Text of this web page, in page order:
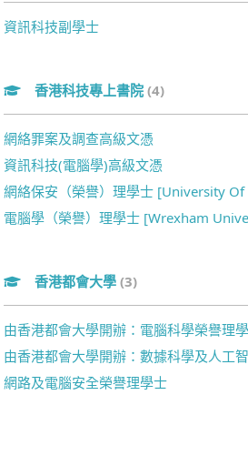
資訊科技副學士
香港科技專上書院 (4)
網絡罪案及調查高級文憑
資訊科技(電腦學)高級文憑
網絡保安（榮譽）理學士 [University
電腦學（榮譽）理學士 [Wrexham
香港都會大學 (3)
由香港都會大學開辦：電腦科學榮譽理
由香港都會大學開辦：數據科學及人工
網路及電腦安全榮譽理學士